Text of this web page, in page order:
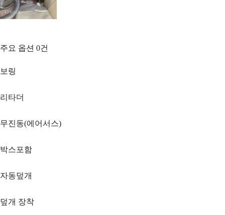
주요 옵션 0건
보링
리타더
무진동(에어서스)
박스포함
자동덮개
덮개 장착